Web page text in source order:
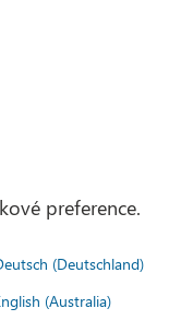
preference.
(Deutschland)
(Australia)